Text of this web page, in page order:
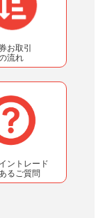
お取引
流れ
ントレード
るご質問